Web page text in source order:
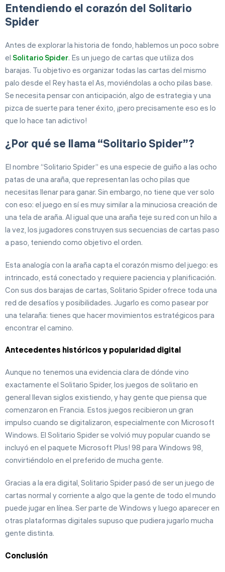
Entendiendo el corazón del Solitario
Spider
Antes de explorar la historia de fondo, hablemos un poco sobre
el Solitario Spider. Es un juego de cartas que utiliza dos
barajas. Tu objetivo es organizar todas las cartas del mismo
palo desde el Rey hasta el As, moviéndolas a ocho pilas base.
Se necesita pensar con anticipación, algo de estrategia y una
pizca de suerte para tener éxito, ¡pero precisamente eso es lo
que lo hace tan adictivo!
¿Por qué se llama “Solitario Spider”?
El nombre “Solitario Spider” es una especie de guiño a las ocho
patas de una araña, que representan las ocho pilas que
necesitas llenar para ganar. Sin embargo, no tiene que ver solo
con eso: el juego en sí es muy similar a la minuciosa creación de
una tela de araña. Al igual que una araña teje su red con un hilo a
la vez, los jugadores construyen sus secuencias de cartas paso
a paso, teniendo como objetivo el orden.
Esta analogía con la araña capta el corazón mismo del juego: es
intrincado, está conectado y requiere paciencia y planificación.
Con sus dos barajas de cartas, Solitario Spider ofrece toda una
red de desafíos y posibilidades. Jugarlo es como pasear por
una telaraña: tienes que hacer movimientos estratégicos para
encontrar el camino.
Antecedentes históricos y popularidad digital
Aunque no tenemos una evidencia clara de dónde vino
exactamente el Solitario Spider, los juegos de solitario en
general llevan siglos existiendo, y hay gente que piensa que
comenzaron en Francia. Estos juegos recibieron un gran
impulso cuando se digitalizaron, especialmente con Microsoft
Windows. El Solitario Spider se volvió muy popular cuando se
incluyó en el paquete Microsoft Plus! 98 para Windows 98,
convirtiéndolo en el preferido de mucha gente.
Gracias a la era digital, Solitario Spider pasó de ser un juego de
cartas normal y corriente a algo que la gente de todo el mundo
puede jugar en línea. Ser parte de Windows y luego aparecer en
otras plataformas digitales supuso que pudiera jugarlo mucha
gente distinta.
Conclusión